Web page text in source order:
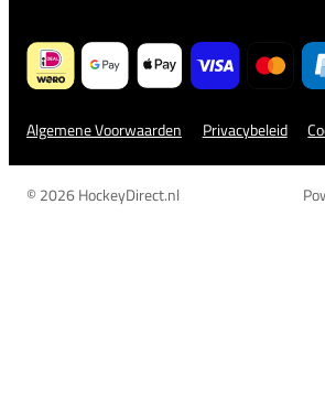
Algemene Voorwaarden Privacybeleid
© 2026 HockeyDirect.nl